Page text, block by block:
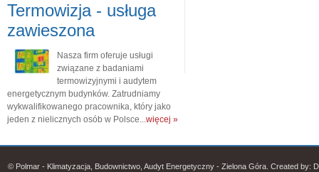
Termowizja - usługa
zawieszona
Nasza firm oferuje usługi
związane z badaniami
termowizyjnymi i audytem
energetycznym budynków. Zatrudniamy
wykwalifikowanego pracownika, który jako
jeden z nielicznych osób w Polsce...więcej »
© Polmar - Klimatyzacja, Budownictwo, Audyt Energetyczny - Zielona Góra. Created by: